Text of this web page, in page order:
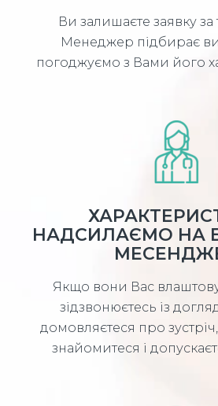
Ви залишаєте заявку
Менеджер підбирає
погоджуємо з Вами його
НАДСИЛАЄМО НА
Якщо вони Вас
зідзвонюєтесь із
домовляєтеся про зустріч,
знайомитеся і